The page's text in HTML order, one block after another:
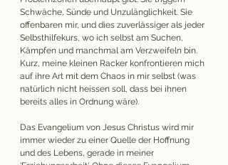
Schwäche, Sünde und Unzulänglichkeit. Sie
offenbaren mir, und dies zuverlässiger als jeder
Selbsthilfekurs, wo ich selbst am Suchen,
Kämpfen und manchmal am Verzweifeln bin.
Kurz, meine kleinen Racker konfrontieren mich
auf ihre Art mit dem Chaos in mir selbst (was
natürlich nicht heissen soll, dass bei ihnen
bereits alles in Ordnung wäre).
Das Evangelium von Jesus Christus wird mir
immer wieder zu einer Quelle der Hoffnung
und des Lebens, gerade in meiner